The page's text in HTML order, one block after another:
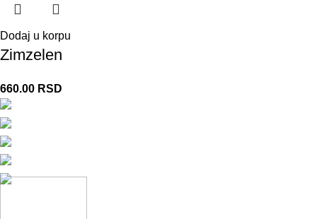
Dodaj u korpu
Zimzelen
660.00 RSD